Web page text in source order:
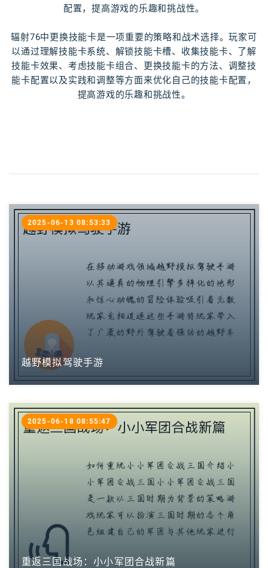
配置，提高游戏的乐趣和挑战性。
辐射76中更换技能卡是一项重要的策略和战术选择。玩家可
以通过理解技能卡系统、解锁技能卡槽、收集技能卡、了解
技能卡效果、考虑技能卡组合、更换技能卡的方法、调整技
能卡配置以及实践和调整等方面来优化自己的技能卡配置，
提高游戏的乐趣和挑战性。
越野模拟驾驶手游
2025-06-13 08:53:33
重返三国战场：小小军团合战新篇
2025-06-18 08:55:47